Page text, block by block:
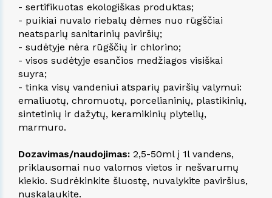
- sertifikuotas ekologiškas produktas;
- puikiai nuvalo riebalų dėmes nuo rūgščiai
neatsparių sanitarinių paviršių;
- sudėtyje nėra rūgščių ir chlorino;
- visos sudėtyje esančios medžiagos visiškai
suyra;
- tinka visų vandeniui atsparių paviršių valymui:
emaliuotų, chromuotų, porcelianinių, plastikinių,
sintetinių ir dažytų, keramikinių plytelių,
marmuro.
Dozavimas/naudojimas: 2,5-50ml į 1l vandens,
priklausomai nuo valomos vietos ir nešvarumų
kiekio. Sudrėkinkite šluostę, nuvalykite paviršius,
nuskalaukite.